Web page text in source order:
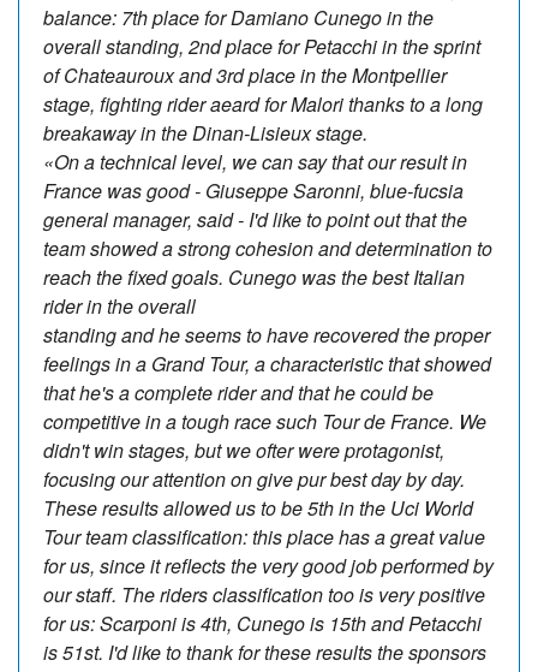
balance: 7th place for Damiano Cunego in the
overall standing, 2nd place for Petacchi in the sprint
of Chateauroux and 3rd place in the Montpellier
stage, fighting rider aeard for Malori thanks to a long
breakaway in the Dinan-Lisieux stage.
«On a technical level, we can say that our result in
France was good - Giuseppe Saronni, blue-fucsia
general manager, said - I'd like to point out that the
team showed a strong cohesion and determination to
reach the fixed goals. Cunego was the best Italian
rider in the overall
standing and he seems to have recovered the proper
feelings in a Grand Tour, a characteristic that showed
that he's a complete rider and that he could be
competitive in a tough race such Tour de France. We
didn't win stages, but we ofter were protagonist,
focusing our attention on give pur best day by day.
These results allowed us to be 5th in the Uci World
Tour team classification: this place has a great value
for us, since it reflects the very good job performed by
our staff. The riders classification too is very positive
for us: Scarponi is 4th, Cunego is 15th and Petacchi
is 51st. I'd like to thank for these results the sponsors